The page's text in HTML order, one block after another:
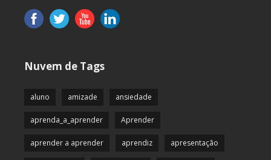
Nuvem de Tags
aluno amizade ansiedade
aprenda_a_aprender Aprender
aprender a aprender aprendiz apresentação